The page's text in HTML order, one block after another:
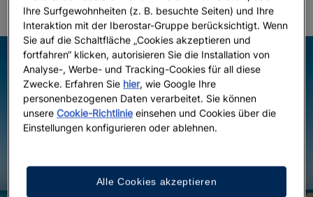
Ihre Surfgewohnheiten (z. B. besuchte Seiten) und Ihre
Interaktion mit der Iberostar-Gruppe berücksichtigt. Wenn
Sie auf die Schaltfläche „Cookies akzeptieren und
fortfahren“ klicken, autorisieren Sie die Installation von
Analyse-, Werbe- und Tracking-Cookies für all diese
Zwecke. Erfahren Sie hier, wie Google Ihre
personenbezogenen Daten verarbeitet. Sie können
unsereCookie-Richtlinie einsehen und Cookies über die
Einstellungen konfigurieren oder ablehnen.
Alle Cookies akzeptieren